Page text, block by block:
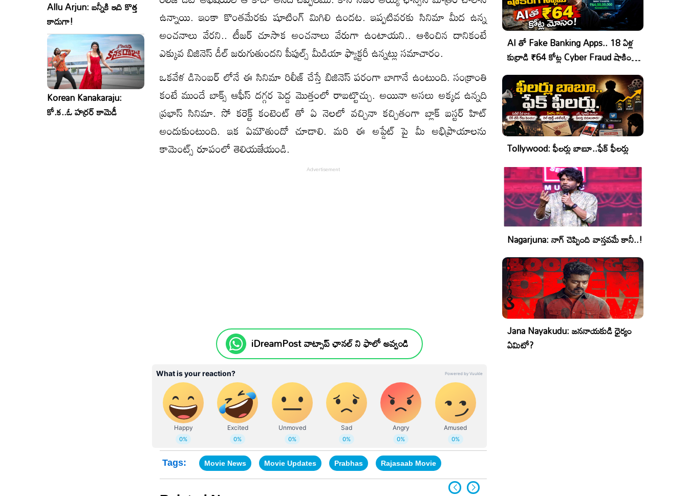
Allu Arjun: బన్నీకి ఇది కొత్త
కాదుగా!
Korean Kanakaraju:
కో.క..ఓ హర్రర్ కామెడీ
ఉన్నాయి. ఇంకా కొంతమేరకు షూటింగ్ మిగిలి ఉందట. ఇప్పటివరకు సినిమా మీద ఉన్న
అంచనాలు వేరని.. టీజర్ చూసాక అంచనాలు వేరుగా ఉంటాయని.. ఆశించిన దానికంటే
ఎక్కువ బిజినెస్ డీల్ జరుగుతుందని పీపుల్స్ మీడియా ఫ్యాక్టరీ ఉన్నట్లు సమాచారం.
ఒకవేళ డిసెంబర్ లోనే ఈ సినిమా రిలీజ్ చేస్తే బిజినెస్ పరంగా బాగానే ఉంటుంది. సంక్రాంతి
కంటే ముందే బాక్స్ ఆఫీస్ దగ్గర పెద్ద మొత్తంలో రాబట్టొచ్చు. అయినా అసలు అక్కడ ఉన్నది
ప్రభాస్ సినిమా. సో కరెక్ట్ కంటెంట్ తో ఏ నెలలో వచ్చినా కచ్చితంగా బ్లాక్ బస్టర్ హిట్
అందుకుంటుంది. ఇక ఏమౌతుందో చూడాలి. మరి ఈ అప్డేట్ పై మీ అభిప్రాయాలను
కామెంట్స్ రూపంలో తెలియజేయండి.
iDreamPost వాట్సాప్ ఛానల్ ని ఫాలో అవ్వండి
Tags: Movie News Movie Updates Prabhas Rajasaab Movie
AI తో Fake Banking Apps.. 18 ఏళ్ల
కుర్రాడి ₹64 కోట్ల Cyber Fraud షాకింగ్
ఆపరేషన్!
Tollywood: ఫీలర్లు బాబూ..ఫేక్ ఫీలర్లు
Nagarjuna: నాగ్ చెప్పింది వాస్తవమే కానీ..!
Jana Nayakudu: జననాయకుడి ధైర్యం
ఏమిటో?